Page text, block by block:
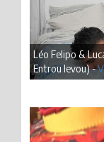
Léo Felipo &
Entrou levou) -